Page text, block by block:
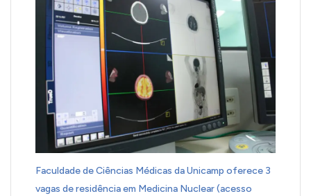
Faculdade de Ciências Médicas da Unicamp oferece 3
vagas de residência em Medicina Nuclear (acesso